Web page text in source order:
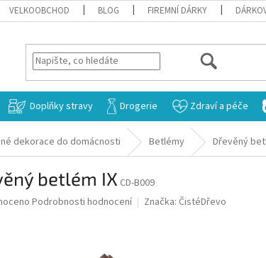
VELKOOBCHOD BLOG FIREMNÍ DÁRKY
HLEDAT
Doplňky stravy Drogerie Zdraví a péče
dekorace do domácnosti Betlémy Dřevěný
betlém IX CD-B009
Podrobnosti hodnocení Značka: ČistéDřevo